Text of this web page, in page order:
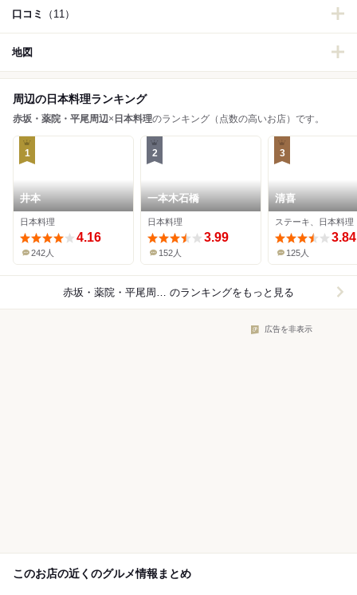
口コミ （11）
地図
周辺の日本料理ランキング
赤坂・薬院・平尾周辺× 日本料理のランキング（点数の高いお店）です。
1
井本
日本料理
4.16
242人
2
一本木石橋
日本料理
3.99
152人
3
清喜
ステーキ、日本料理
3.84
125人
のランキングをもっと見る
広告を非表示
このお店の近くのグルメ情報まとめ